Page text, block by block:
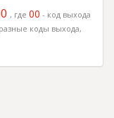
, где 00 - код выхода
коды выхода,